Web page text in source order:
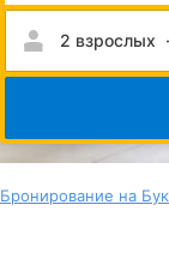
2 взрослых ·
Бронирование на